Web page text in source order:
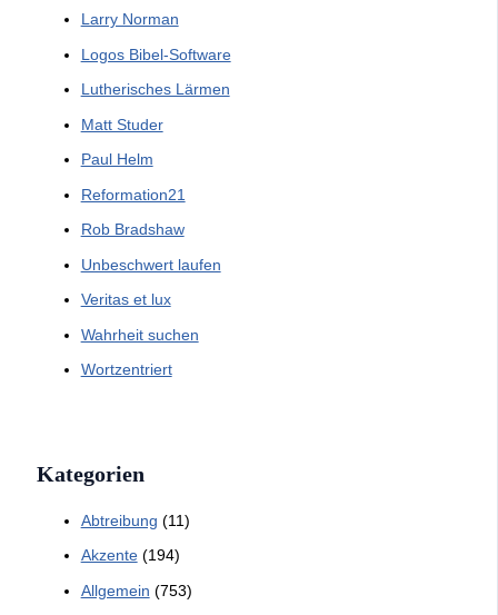
Larry Norman
Logos Bibel-Software
Lutherisches Lärmen
Matt Studer
Paul Helm
Reformation21
Rob Bradshaw
Unbeschwert laufen
Veritas et lux
Wahrheit suchen
Wortzentriert
Kategorien
Abtreibung (11)
Akzente(194)
Allgemein (753)